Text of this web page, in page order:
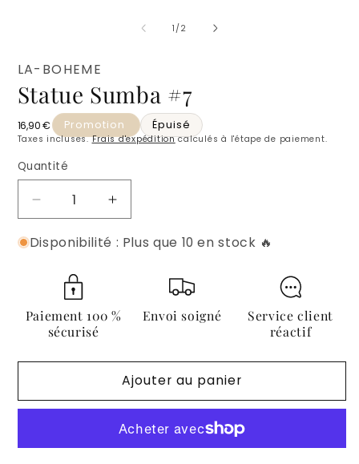
1 /de2
LA-BOHEME
Statue Sumba #7
Prix habituel
16,90 € Promotion Épuisé
Taxes incluses.Frais d'expéditioncalculés à l'étape de paiement.
Quantité
Quantité
Réduire
la
quantité
Statue
Sumba
#7
Augmenter
la
quantité
#7
Disponibilité : Plus que 10 en stock 🔥
Paiement 100 %
sécurisé
Envoi soigné
Service client
réactif
Ajouter au panier